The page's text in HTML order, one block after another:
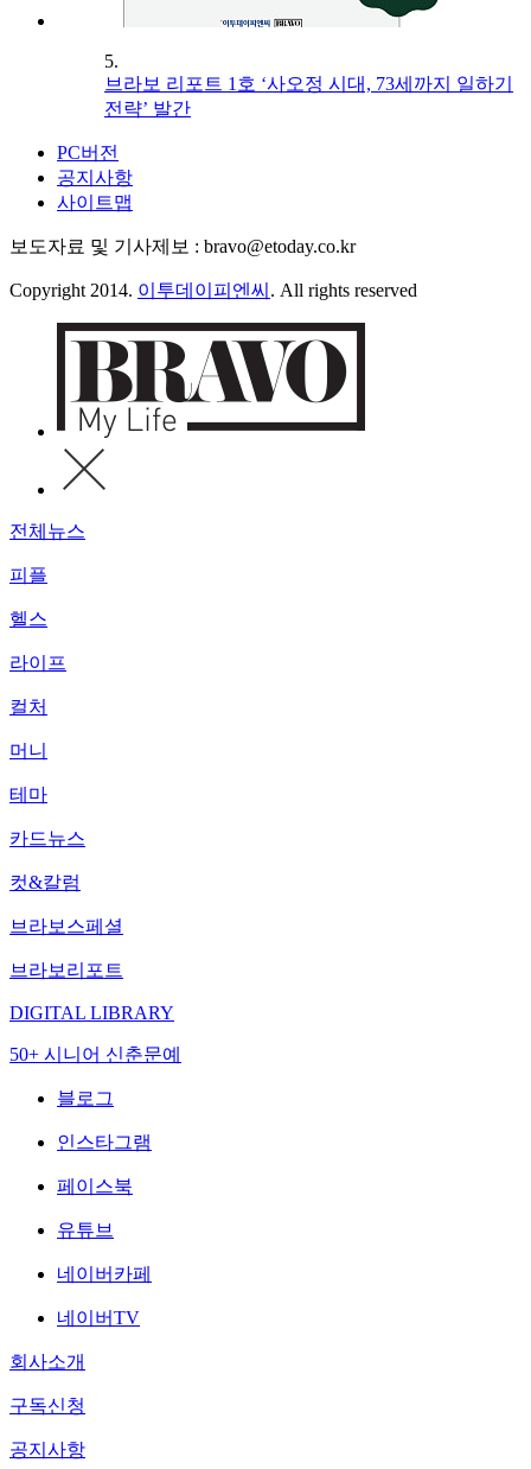
5.
브라보 리포트 1호 ‘사오정 시대, 73세까지 일하기
전략’ 발간
PC버전
공지사항
사이트맵
보도자료 및 기사제보 : bravo@etoday.co.kr
Copyright 2014. 이투데이피엔씨 . All rights reserved
전체뉴스
피플
헬스
라이프
컬처
머니
테마
카드뉴스
컷&칼럼
브라보스페셜
브라보리포트
DIGITAL LIBRARY
50+ 시니어 신춘문예
블로그
인스타그램
페이스북
유튜브
네이버카페
네이버TV
회사소개
구독신청
공지사항